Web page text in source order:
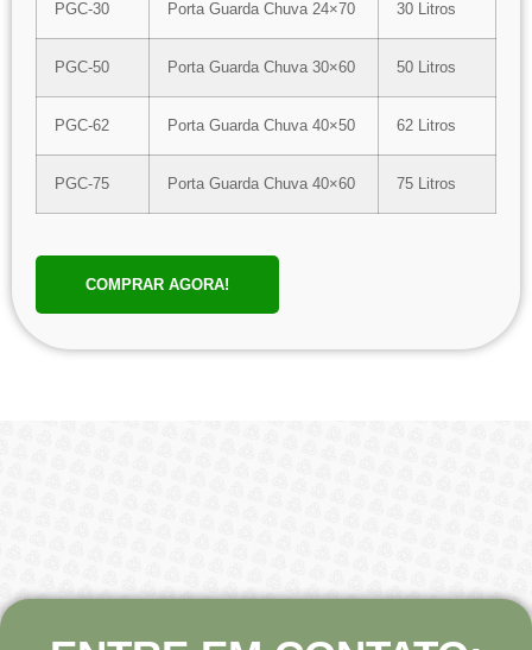
PGC-30 Porta Guarda Chuva 24×70 30 Litros
PGC-50 Porta Guarda Chuva 30×60 50 Litros
PGC-62 Porta Guarda Chuva 40×50 62 Litros
PGC-75 Porta Guarda Chuva 40×60 75 Litros
COMPRAR AGORA!